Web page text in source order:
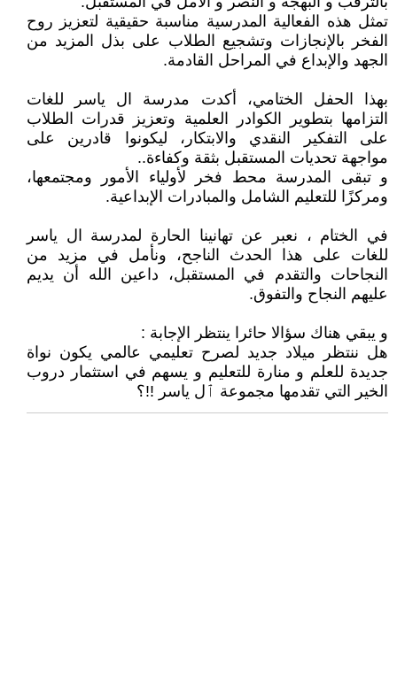
تمثل هذه الفعالية المدرسية مناسبة حقيقية لتعزيز روح
الفخر بالإنجازات وتشجيع الطلاب على بذل المزيد من
الجهد والإبداع في المراحل القادمة.
بهذا الحفل الختامي، أكدت مدرسة ال ياسر للغات
التزامها بتطوير الكوادر العلمية وتعزيز قدرات الطلاب
على التفكير النقدي والابتكار، ليكونوا قادرين على
مواجهة تحديات المستقبل بثقة وكفاءة..
و تبقى المدرسة محط فخر لأولياء الأمور ومجتمعها،
ومركزًا للتعليم الشامل والمبادرات الإبداعية.
في الختام ، نعبر عن تهانينا الحارة لمدرسة ال ياسر
للغات على هذا الحدث الناجح، ونأمل في مزيد من
النجاحات والتقدم في المستقبل، داعين الله أن يديم
عليهم النجاح والتفوق.
و يبقي هناك سؤالا حائرا ينتظر الإجابة :
هل ننتظر ميلاد جديد لصرح تعليمي عالمي يكون نواة
جديدة للعلم و منارة للتعليم و يسهم في استثمار دروب
الخير التي تقدمها مجموعة ٱل ياسر !!؟